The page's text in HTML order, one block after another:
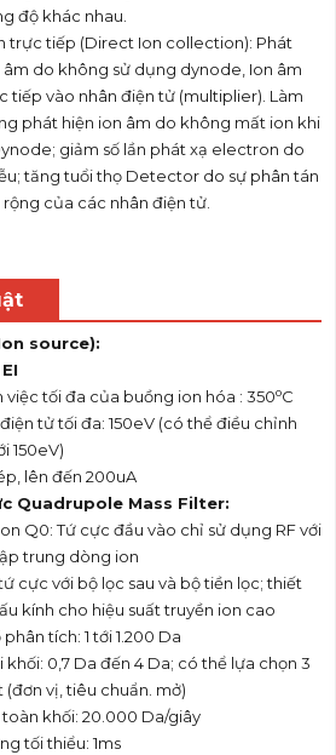
độ khác nhau.
trực tiếp (Direct Ion collection): Phát
âm do không sử dụng dynode, Ion âm
tiếp vào nhân điện tử (multiplier). Làm
phát hiện ion âm do không mất ion khi
giảm số lần phát xạ electron do
tăng tuổi thọ Detector do sự phân tán
của các nhân điện tử.
source):
việc tối đa của buồng ion hóa : 350oC
tử tối đa: 150eV (có thể điều chỉnh
150eV)
lên đến 200uA
Quadrupole Mass Filter:
Q0: Tứ cực đầu vào chỉ sử dụng RF với
trung dòng ion
cực với bộ lọc sau và bộ tiền lọc; thiết
kính cho hiệu suất truyền ion cao
tích: 1 tới 1.200 Da
0,7 Da đến 4 Da; có thể lựa chọn 3
vị, tiêu chuẩn. mở)
khối: 20.000 Da/giây
tối thiểu: 1ms